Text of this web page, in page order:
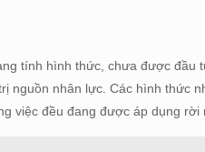
tính hình thức, chưa được
nguồn nhân lực. Các hình thức
việc đều đang được áp dụng rời